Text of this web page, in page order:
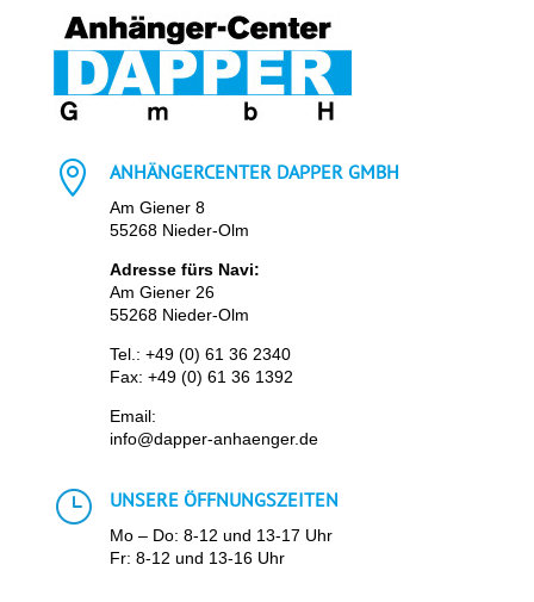
 ANHÄNGERCENTER DAPPER GMBH
Am Giener 8
55268 Nieder-Olm
Adresse fürs Navi:
Am Giener 26
55268 Nieder-Olm
Tel.: +49 (0) 61 36 2340
Fax: +49 (0) 61 36 1392
Email:
info@dapper-anhaenger.de
} UNSERE ÖFFNUNGSZEITEN
Mo – Do: 8-12 und 13-17 Uhr
Fr: 8-12 und 13-16 Uhr